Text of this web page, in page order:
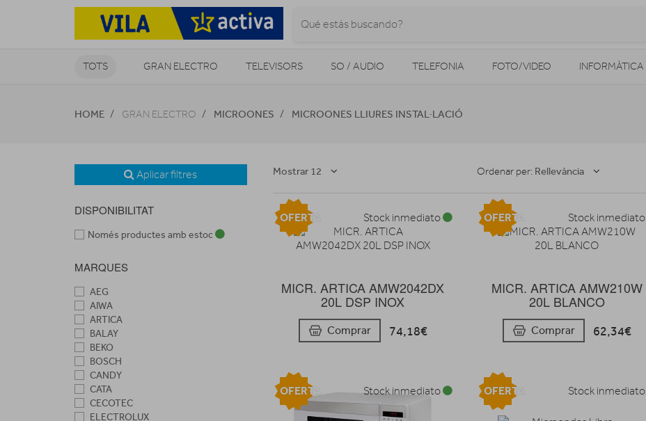
TOTS GRAN ELECTRO TELEVISORS SO / AUDIO TELEFONIA FOTO/VIDEO INFORMÀTICA
HOME GRAN ELECTRO MICROONES MICROONES LLIURES INSTAL·LACIÓ
Aplicar filtres
DISPONIBILITAT
Només productes amb estoc
MARQUES
AEG
AIWA
ARTICA
BALAY
BEKO
BOSCH
CANDY
CATA
CECOTEC
ELECTROLUX
Mostrar 12 Ordenar per: Rellevància
MICR. ARTICA AMW2042DX
20L DSP INOX
Comprar 74,18€
Stock inmediato
OFERTA
MICR. ARTICA AMW210W
20L BLANCO
Comprar 62,34€
Stock inmediato
OFERTA
Stock inmediato
OFERTA Stock inmediato
OFERTA